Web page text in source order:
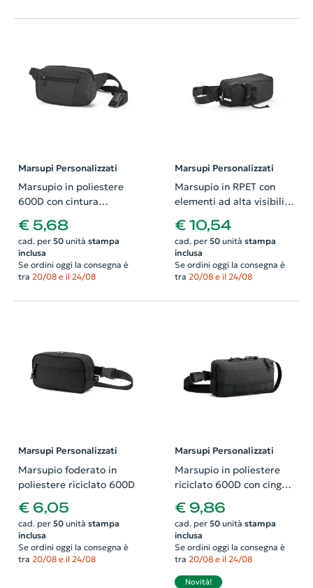
Marsupi Personalizzati
Marsupio in poliestere
600D con cintura
frontale 210x120x50mm
€ 5,68
cad. per 50unità stampa
inclusa
Se ordini oggi la consegna è
tra 20/08 e il 24/08
Marsupi Personalizzati
Marsupio in RPET con
elementi ad alta visibilità
portabottiglia e cinghia
regolabile
€ 10,54
cad. per 50unità stampa
inclusa
Se ordini oggi la consegna è
tra 20/08 e il 24/08
Marsupi Personalizzati
Marsupio foderato in
poliestere riciclato 600D
€ 6,05
cad. per 50unità stampa
inclusa
Se ordini oggi la consegna è
tra 20/08 e il 24/08
Marsupi Personalizzati
Marsupio in poliestere
riciclato 600D con cinghia
regolabile
240x130x80mm
€ 9,86
cad. per 50unità stampa
inclusa
Se ordini oggi la consegna è
tra 20/08 e il 24/08
Novità!